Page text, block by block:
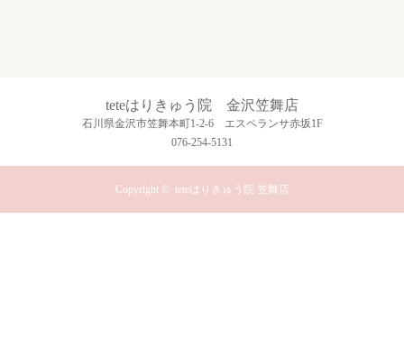
teteはりきゅう院 金沢笠舞店
石川県金沢市笠舞本町1-2-6 エスペランサ赤坂1F
076-254-5131
Copyright © teteはりきゅう院 笠舞店